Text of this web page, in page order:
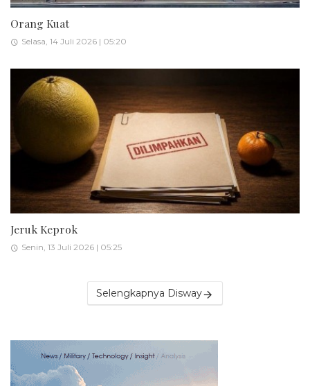
Orang Kuat
Selasa, 14 Juli 2026 | 05:20
Jeruk Keprok
Senin, 13 Juli 2026 | 05:25
Selengkapnya Disway